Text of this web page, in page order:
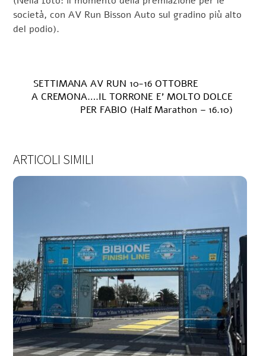
società, con AV Run Bisson Auto sul gradino più alto
del podio).
SETTIMANA AV RUN 10-16 OTTOBRE
A CREMONA….IL TORRONE E’ MOLTO DOLCE
PER FABIO (Half Marathon – 16.10)
ARTICOLI SIMILI